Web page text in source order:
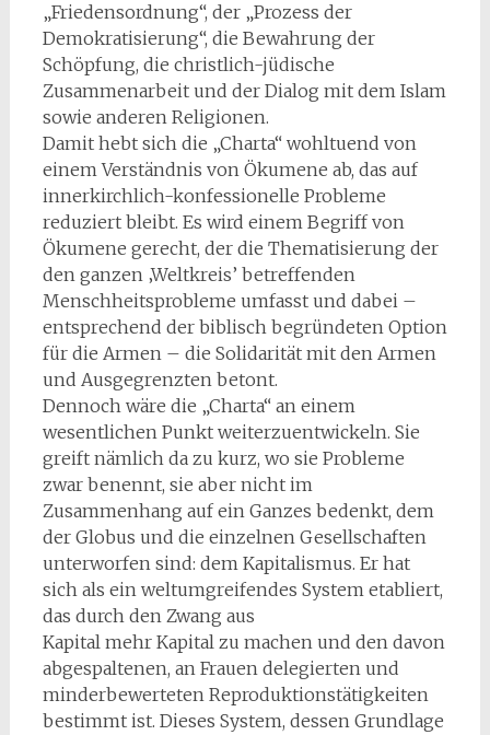
„Friedensordnung“, der „Prozess der
Demokratisierung“, die Bewahrung der
Schöpfung, die christlich-jüdische
Zusammenarbeit und der Dialog mit dem Islam
sowie anderen Religionen.
Damit hebt sich die „Charta“ wohltuend von
einem Verständnis von Ökumene ab, das auf
innerkirchlich-konfessionelle Probleme
reduziert bleibt. Es wird einem Begriff von
Ökumene gerecht, der die Thematisierung der
den ganzen ‚Weltkreis’ betreffenden
Menschheitsprobleme umfasst und dabei –
entsprechend der biblisch begründeten Option
für die Armen – die Solidarität mit den Armen
und Ausgegrenzten betont.
Dennoch wäre die „Charta“ an einem
wesentlichen Punkt weiterzuentwickeln. Sie
greift nämlich da zu kurz, wo sie Probleme
zwar benennt, sie aber nicht im
Zusammenhang auf ein Ganzes bedenkt, dem
der Globus und die einzelnen Gesellschaften
unterworfen sind: dem Kapitalismus. Er hat
sich als ein weltumgreifendes System etabliert,
das durch den Zwang aus
Kapital mehr Kapital zu machen und den davon
abgespaltenen, an Frauen delegierten und
minderbewerteten Reproduktionstätigkeiten
bestimmt ist. Dieses System, dessen Grundlage